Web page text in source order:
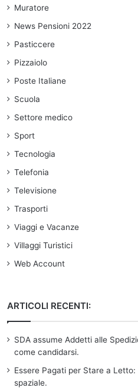
Muratore
News Pensioni 2022
Pasticcere
Pizzaiolo
Poste Italiane
Scuola
Settore medico
Sport
Tecnologia
Telefonia
Televisione
Trasporti
Viaggi e Vacanze
Villaggi Turistici
Web Account
ARTICOLI RECENTI:
SDA assume Addetti alle
come candidarsi.
Essere Pagati per Stare a Letto:
spaziale.